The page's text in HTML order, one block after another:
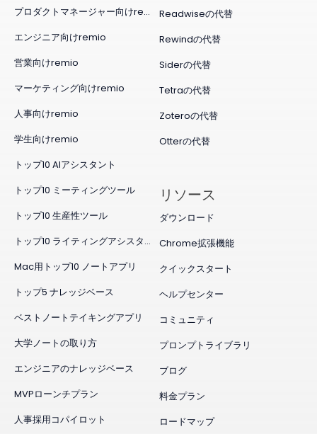
Readwiseの代替
Rewindの代替
Siderの代替
Tetraの代替
Zoteroの代替
Otterの代替
プロダクトマネージャー向けremio
エンジニア向けremio
営業向けremio
マーケティング向けremio
人事向けremio
学生向けremio
トップ10 AIアシスタント
トップ10 ミーティングツール
トップ10 生産性ツール
トップ10 ライティングアシスタント
Mac用トップ10 ノートアプリ
トップ5 ナレッジベース
ベストノートテイキングアプリ
大学ノートの取り方
エンジニアのナレッジベース
MVPローンチプラン
人事採用コパイロット
リソース
ダウンロード
Chrome拡張機能
クイックスタート
ヘルプセンター
コミュニティ
プロンプトライブラリ
ブログ
料金プラン
ロードマップ